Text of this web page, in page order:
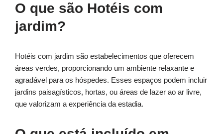
O que são Hotéis com
jardim?
Hotéis com jardim são estabelecimentos que oferecem
áreas verdes, proporcionando um ambiente relaxante e
agradável para os hóspedes. Esses espaços podem incluir
jardins paisagísticos, hortas, ou áreas de lazer ao ar livre,
que valorizam a experiência da estadia.